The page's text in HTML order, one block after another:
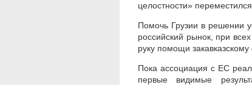
целостности»
Помочь Грузии в решении
российский рынок, при
руку помощи закавказскому
Пока ассоциация с ЕС
первые видимые